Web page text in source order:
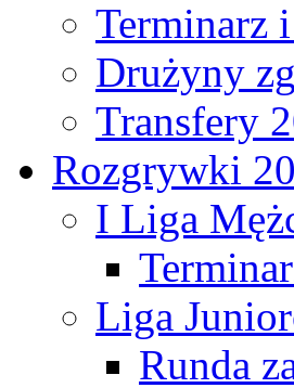
Terminarz
Drużyny
Transfery
Rozgrywki
I Liga
Liga
Runda